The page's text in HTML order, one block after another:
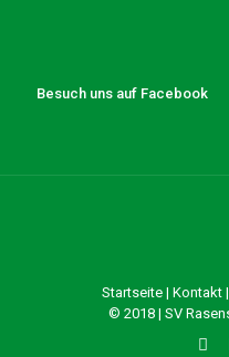
Besuch uns auf Facebook
Startseite| Kontakt|
© 2018 | SV